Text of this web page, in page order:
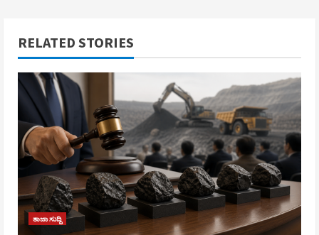
RELATED STORIES
ತಾಜಾ ಸುದ್ದಿ